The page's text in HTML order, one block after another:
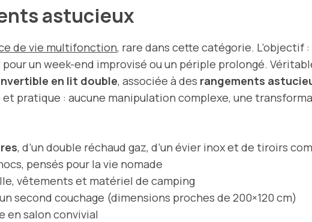
astucieux
de vie multifonction, rare dans cette catégorie. L’objectif
un week-end improvisé ou un périple prolongé.
en lit double, associée à des rangements
pratique : aucune manipulation complexe, une
, d’un double réchaud gaz, d’un évier inox et de tiroirs
pensés pour la vie nomade
vêtements et matériel de camping
second couchage (dimensions proches de 200×120 cm)
en salon convivial